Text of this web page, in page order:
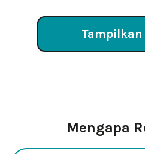
Tampilkan
Mengapa